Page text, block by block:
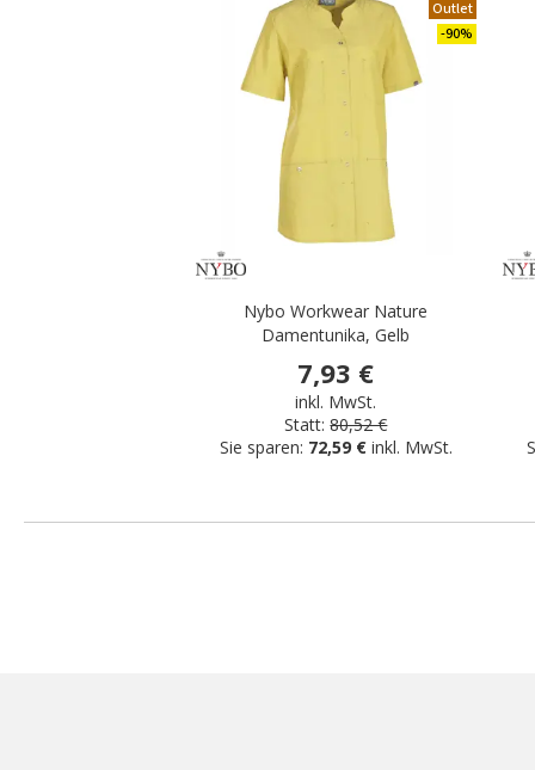
Outlet
-90%
Nybo Workwear Nature
Damentunika, Gelb
7,93 €
inkl. MwSt.
Statt: 80,52 €
Sie sparen: 72,59 € inkl. MwSt.